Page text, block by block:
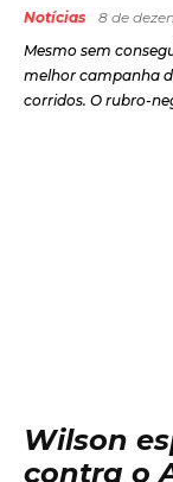
Notícias
8 de
Mesmo sem
melhor campanha
corridos. O rubro-
Wilson
contra o